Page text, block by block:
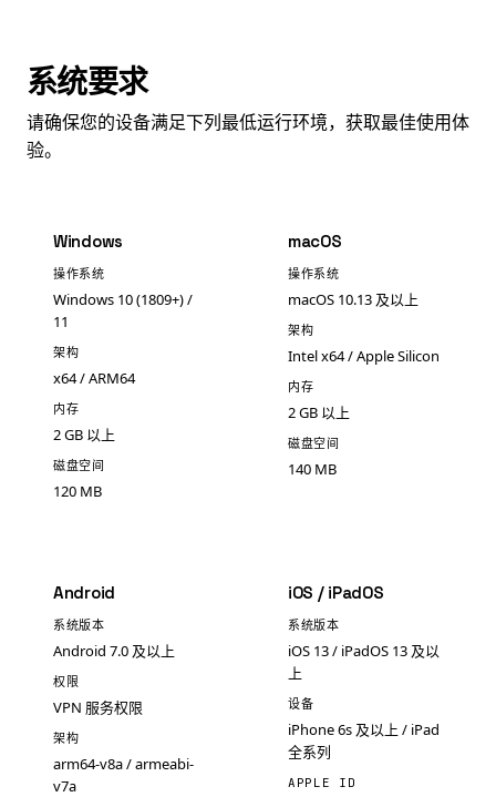
系统要求
请确保您的设备满足下列最低运行环境，获取最佳使用体
验。
Windows
操作系统
Windows 10 (1809+) /
11
架构
x64 / ARM64
内存
2 GB 以上
磁盘空间
120 MB
macOS
操作系统
macOS 10.13 及以上
架构
Intel x64 / Apple Silicon
内存
2 GB 以上
磁盘空间
140 MB
Android
系统版本
Android 7.0 及以上
权限
VPN 服务权限
架构
arm64-v8a / armeabi-
v7a
iOS / iPadOS
系统版本
iOS 13 / iPadOS 13 及以
上
设备
iPhone 6s 及以上 / iPad
全系列
APPLE ID